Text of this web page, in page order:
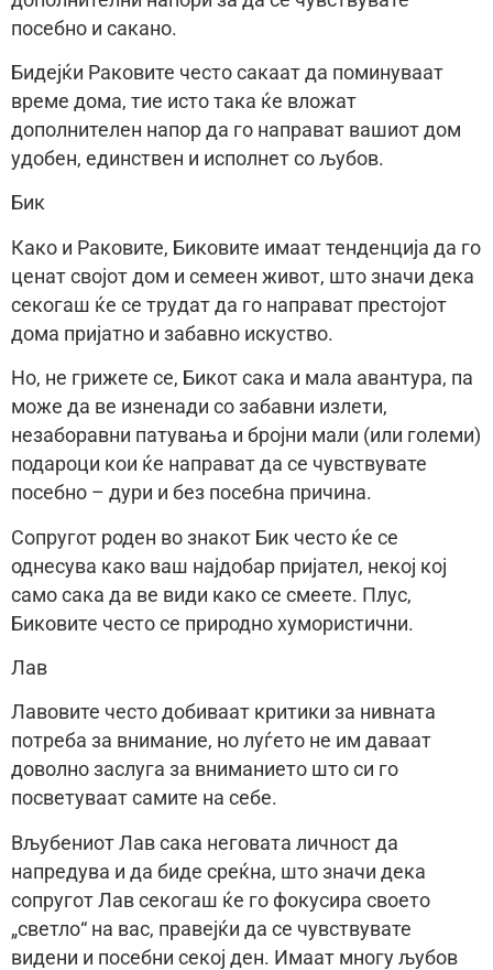
посебно и сакано.
Бидејќи Раковите често сакаат да поминуваат
време дома, тие исто така ќе вложат
дополнителен напор да го направат вашиот дом
удобен, единствен и исполнет со љубов.
Бик
Како и Раковите, Биковите имаат тенденција да го
ценат својот дом и семеен живот, што значи дека
секогаш ќе се трудат да го направат престојот
дома пријатно и забавно искуство.
Но, не грижете се, Бикот сака и мала авантура, па
може да ве изненади со забавни излети,
незаборавни патувања и бројни мали (или големи)
подароци кои ќе направат да се чувствувате
посебно – дури и без посебна причина.
Сопругот роден во знакот Бик често ќе се
однесува како ваш најдобар пријател, некој кој
само сака да ве види како се смеете. Плус,
Биковите често се природно хумористични.
Лав
Лавовите често добиваат критики за нивната
потреба за внимание, но луѓето не им даваат
доволно заслуга за вниманието што си го
посветуваат самите на себе.
Вљубениот Лав сака неговата личност да
напредува и да биде среќна, што значи дека
сопругот Лав секогаш ќе го фокусира своето
„светло“ на вас, правејќи да се чувствувате
видени и посебни секој ден. Имаат многу љубов